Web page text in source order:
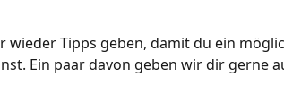
Tipps geben, damit du ein
Ein paar davon geben wir dir gerne